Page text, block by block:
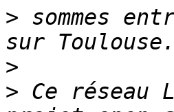
> sommes
>
> Ce réseau